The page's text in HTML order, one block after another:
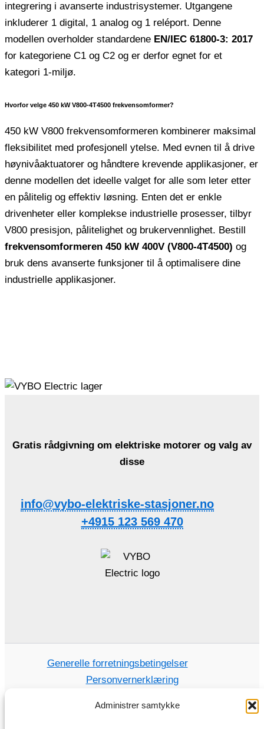
Administrer samtykke
integrering i avanserte industrisystemer. Utgangene
inkluderer 1 digital, 1 analog og 1 reléport. Denne
modellen overholder standardene EN/IEC 61800-3: 2017
for kategoriene C1 og C2 og er derfor egnet for et
kategori 1-miljø.
Hvorfor velge 450 kW V800-4T4500 frekvensomformer?
450 kW V800 frekvensomformeren kombinerer maksimal
fleksibilitet med profesjonell ytelse. Med evnen til å drive
høynivåaktuatorer og håndtere krevende applikasjoner, er
denne modellen det ideelle valget for alle som leter etter
en pålitelig og effektiv løsning. Enten det er enkle
drivenheter eller komplekse industrielle prosesser, tilbyr
V800 presisjon, pålitelighet og brukervennlighet. Bestill
frekvensomformeren 450 kW 400V (V800-4T4500) og
bruk dens avanserte funksjoner til å optimalisere dine
industrielle applikasjoner.
Gratis rådgivning om elektriske motorer og valg av
disse
info@vybo-elektriske-stasjoner.no
+4915 123 569 470
Generelle forretningsbetingelser
Personvernerklæring